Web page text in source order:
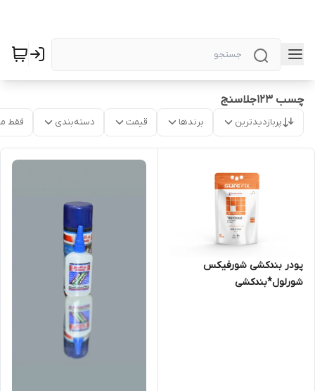
چسب 123جلاسنج
پربازدیدترین برندها قیمت دسته‌بندی فقط
پودر بندکشی شورفیکس
شورلول*بندکشی